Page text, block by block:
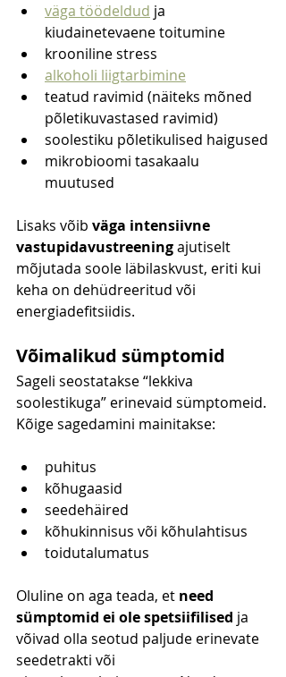
väga töödeldud ja
kiudainetevaene toitumine
krooniline stress
alkoholi liigtarbimine
teatud ravimid (näiteks mõned
põletikuvastased ravimid)
soolestiku põletikulised haigused
mikrobioomi tasakaalu
muutused
Lisaks võib väga intensiivne
vastupidavustreening ajutiselt
mõjutada soole läbilaskvust, eriti kui
keha on dehüdreeritud või
energiadefitsiidis.
Võimalikud sümptomid
Sageli seostatakse “lekkiva
soolestikuga” erinevaid sümptomeid.
Kõige sagedamini mainitakse:
puhitus
kõhugaasid
seedehäired
kõhukinnisus või kõhulahtisus
toidutalumatus
Oluline on aga teada, et need
sümptomid ei ole spetsiifilised ja
võivad olla seotud paljude erinevate
seedetrakti või